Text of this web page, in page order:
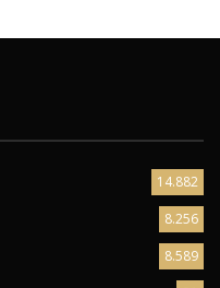
14.882
8.256
8.589